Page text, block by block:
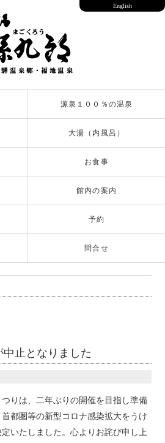
源泉１００％の温泉
大湯（内風呂）
お食事
館内の案内
予約
問合せ
English
止となりました
りは、二年ぶりの開催を目指し準備
都圏等の新型コロナ感染拡大をうけ
いたしました。心よりお詫び申し上